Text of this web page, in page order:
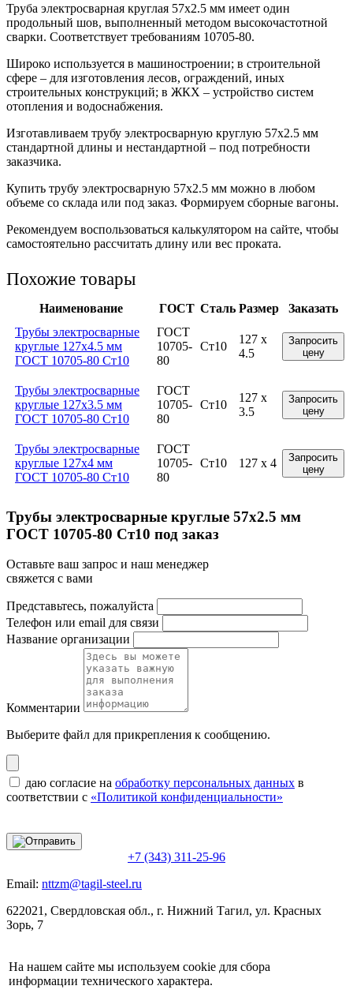
Труба электросварная круглая 57х2.5 мм имеет один
продольный шов, выполненный методом высокочастотной
сварки. Соответствует требованиям 10705-80.
Широко используется в машиностроении; в строительной
сфере – для изготовления лесов, ограждений, иных
строительных конструкций; в ЖКХ – устройство систем
отопления и водоснабжения.
Изготавливаем трубу электросварную круглую 57х2.5 мм
стандартной длины и нестандартной – под потребности
заказчика.
Купить трубу электросварную 57х2.5 мм можно в любом
объеме со склада или под заказ. Формируем сборные вагоны.
Рекомендуем воспользоваться калькулятором на сайте, чтобы
самостоятельно рассчитать длину или вес проката.
Похожие товары
Наименование ГОСТ Сталь Размер
Заказать
Трубы электросварные
круглые 127x4.5 мм
ГОСТ 10705-80 Ст10
ГОСТ
10705-
80
Ст10
127 x
4.5
Запросить
цену
Трубы электросварные
круглые 127x3.5 мм
ГОСТ 10705-80 Ст10
ГОСТ
10705-
80
Ст10
127 x
3.5
Запросить
цену
Трубы электросварные
круглые 127x4 мм
ГОСТ 10705-80 Ст10
ГОСТ
10705-
80
Ст10 127 x 4
Запросить
цену
Трубы электросварные круглые 57x2.5 мм
ГОСТ 10705-80 Ст10 под заказ
Оставьте ваш запрос и наш менеджер
свяжется с вами
Представьтесь, пожалуйста
Телефон или email для связи
Название организации
Комментарии
Выберите файл для прикрепления к сообщению.
даю согласие на обработку персональных данных в
соответствии с «Политикой конфиденциальности»
+7 (343) 311-25-96
Email: nttzm@tagil-steel.ru
622021, Свердловская обл., г. Нижний Тагил, ул. Красных
Зорь, 7
На нашем сайте мы используем cookie для сбора
информации технического характера.